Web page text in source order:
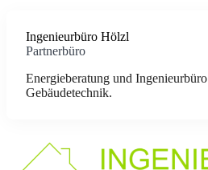
Ingenieurbüro Hölzl
Partnerbüro
Energieberatung und
Gebäudetechnik.